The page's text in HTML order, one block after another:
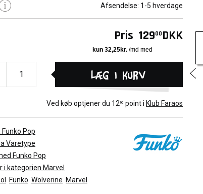
Afsendelse: 1-5 hverdage
Pris 12900 DKK
Læg i kurv
Ved køb optjener du 1290 point i Klub Faraos
Pop
Varetype
Funko Pop
i kategorien Marvel
Funko Wolverine Marvel